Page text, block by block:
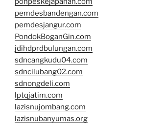
pemdesbandengan.com
pemdesjangur.com
PondokBoganGin.com
jdihdprdbulungan.com
sdncangkudu04.com
sdncilubang02.com
sdnongdeli.com
lptqjatim.com
lazisnujombang.com
lazisnubanyumas.org